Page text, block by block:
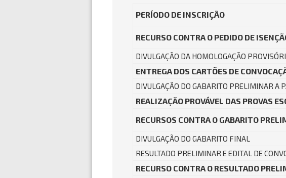
PERÍODO DE INSCRIÇÃO
RECURSO CONTRA O PEDIDO DE
DIVULGAÇÃO DA HOMOLOGAÇÃO
ENTREGA DOS CARTÕES DE
DIVULGAÇÃO DO GABARITO PRELIMINAR A
REALIZAÇÃO PROVÁVEL DAS PROVAS
RECURSOS CONTRA O GABARITO
DIVULGAÇÃO DO GABARITO FINAL
RESULTADO PRELIMINAR E EDITAL DE
RECURSO CONTRA O RESULTADO